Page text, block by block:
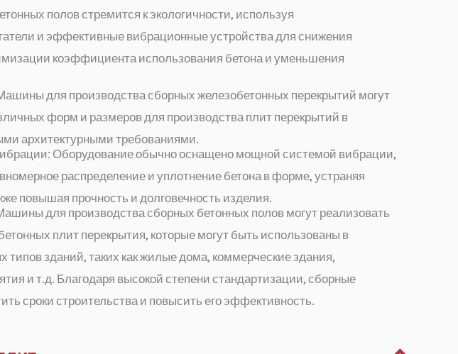
полов стремится к экологичности, используя
и эффективные вибрационные устройства для снижения
коэффициента использования бетона и уменьшения
для производства сборных железобетонных перекрытий могут
форм и размеров для производства плит перекрытий в
архитектурными требованиями.
Оборудование обычно оснащено мощной системой вибрации,
распределение и уплотнение бетона в форме, устраняя
повышая прочность и долговечность изделия.
для производства сборных бетонных полов могут реализовать
плит перекрытия, которые могут быть использованы в
типов зданий, таких как жилые дома, коммерческие здания,
и т.д. Благодаря высокой степени стандартизации, сборные
сроки строительства и повысить его эффективность.